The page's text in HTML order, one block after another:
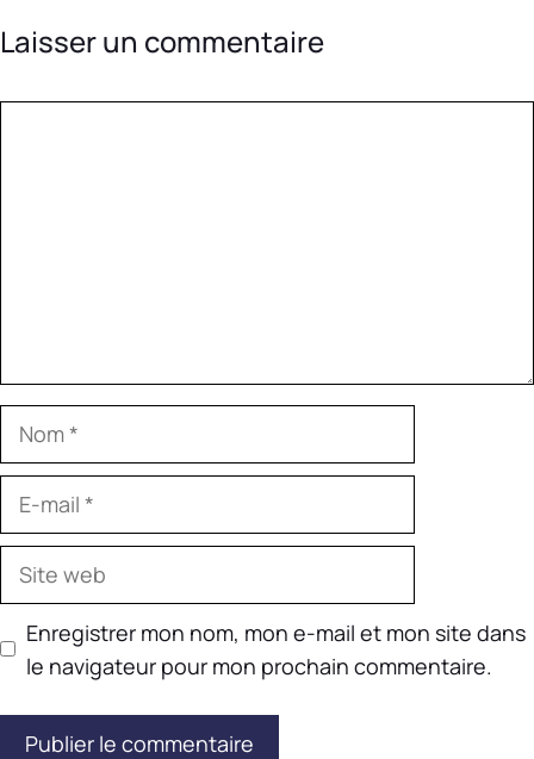
Laisser un commentaire
Nom
Site
Enregistrer mon nom, mon e-mail et mon site dans
le navigateur pour mon prochain commentaire.